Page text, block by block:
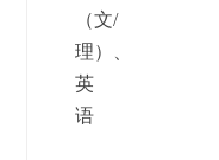
（文/
理）、
英
语